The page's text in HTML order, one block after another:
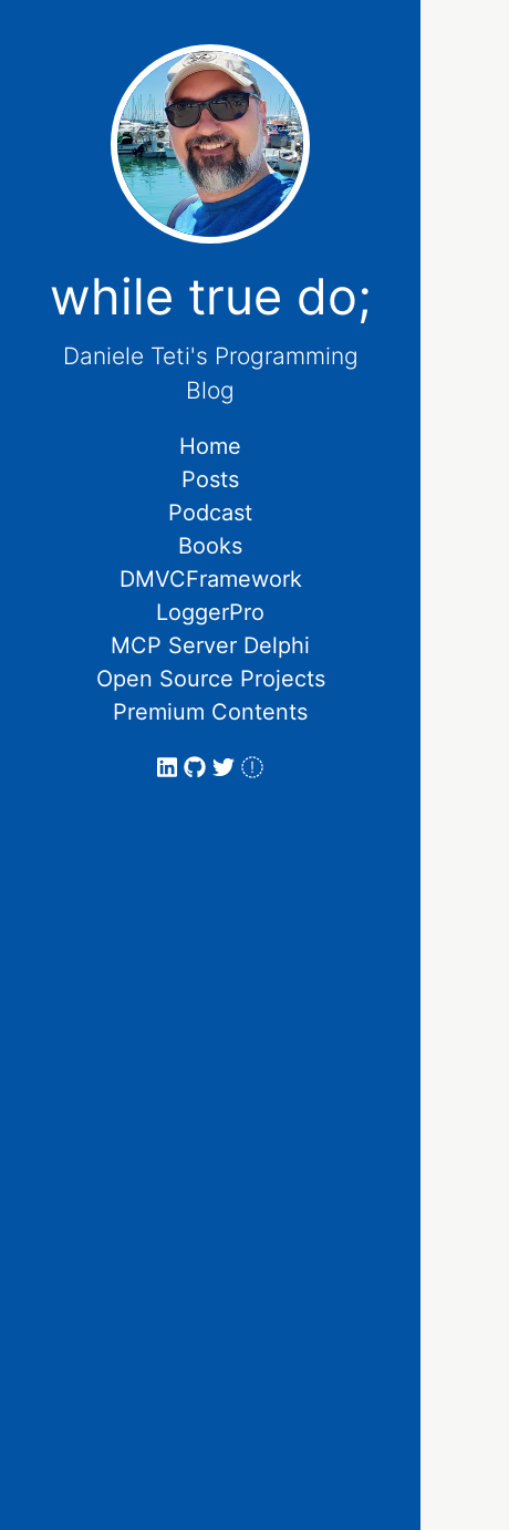
while true do;
Daniele Teti's Programming
Blog
Home
Posts
Podcast
Books
DMVCFramework
LoggerPro
MCP Server Delphi
Open Source Projects
Premium Contents